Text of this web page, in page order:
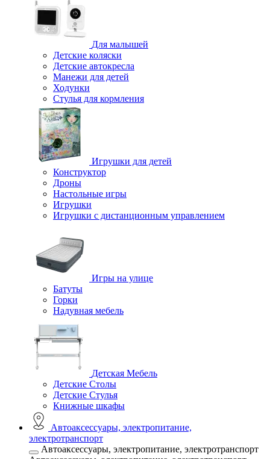
Для малышей
Детские коляски
Детские автокресла
Манежи для детей
Ходунки
Стулья для кормления
Игрушки для детей
Конструктор
Дроны
Настольные игры
Игрушки
Игрушки c дистанционным управлением
Игры на улице
Батуты
Горки
Надувная мебель
Детская Мебель
Детские Столы
Детские Стулья
Книжные шкафы
Автоаксессуары, электропитание,
электротранспорт
Автоаксессуары, электропитание, электротранспорт